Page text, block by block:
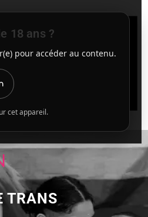
18 ans ?
pour accéder au contenu.
cet appareil.
TRANS